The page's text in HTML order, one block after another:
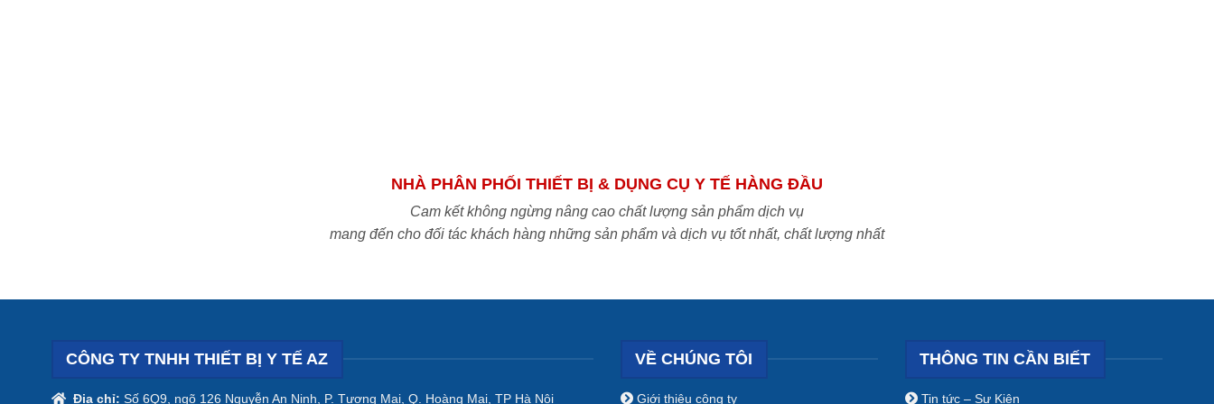
NHÀ PHÂN PHỐI THIẾT BỊ & DỤNG CỤ Y TẾ HÀNG ĐẦU
Cam kết không ngừng nâng cao chất lượng sản phẩm dịch vụ
mang đến cho đối tác khách hàng những sản phẩm và dịch vụ tốt nhất, chất lượng nhất
CÔNG TY TNHH THIẾT BỊ Y TẾ AZ
Địa chỉ: Số 6Q9, ngõ 126 Nguyễn An Ninh, P. Tương Mai, Q. Hoàng Mai, TP Hà Nội
VỀ CHÚNG TÔI
Giới thiệu công ty
THÔNG TIN CẦN BIẾT
Tin tức – Sự Kiện